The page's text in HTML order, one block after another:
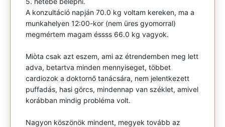
A konzultáció napján 70.0 kg voltam kereken, ma a
munkahelyen 12:00-kor (nem üres gyomorral)
megmértem magam éssss 66.0 kg vagyok.
Miòta csak azt eszem, ami az étrendemben meg lett
adva, betartva minden mennyiseget, többet
cardiozok a doktornő tanácsára, nem jelentkezett
puffadás, hasi görcs, mindennap van széklet, amivel
korábban mindig probléma volt.
Nagyon köszönök mindent, megyek tovább az